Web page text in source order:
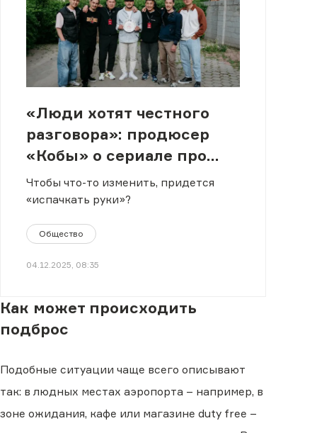
«Люди хотят честного
разговора»: продюсер
«Кобы» о сериале про
полицию без прикрас
Чтобы что-то изменить, придется
«испачкать руки»?
Общество
04.12.2025, 08:35
Как может происходить
подброс
Подобные ситуации чаще всего описывают
так: в людных местах аэропорта – например, в
зоне ожидания, кафе или магазине duty free –